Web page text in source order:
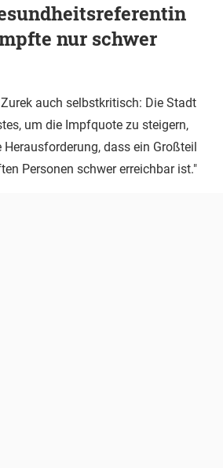
nur schwer
auch selbstkritisch: Die Stadt
um die Impfquote zu steigern,
dass ein Großteil
Personen schwer erreichbar ist."